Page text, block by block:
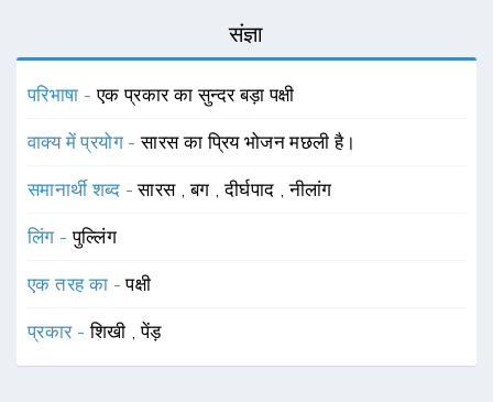
संज्ञा
परिभाषा -एक प्रकार का सुन्दर बड़ा पक्षी
वाक्य में प्रयोग -सारस का प्रिय भोजन मछली है।
समानार्थी शब्द -सारस ,बग ,दीर्घपाद ,नीलांग
लिंग -पुल्लिंग
एक तरह का -पक्षी
प्रकार -शिखी ,पेंड़